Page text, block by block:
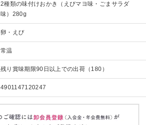
2種類の味付けおかき（えびマヨ味・ごまサラダ
味）280g
卵・えび
常温
残り賞味期限90日以上での出荷（180）
4901147120247